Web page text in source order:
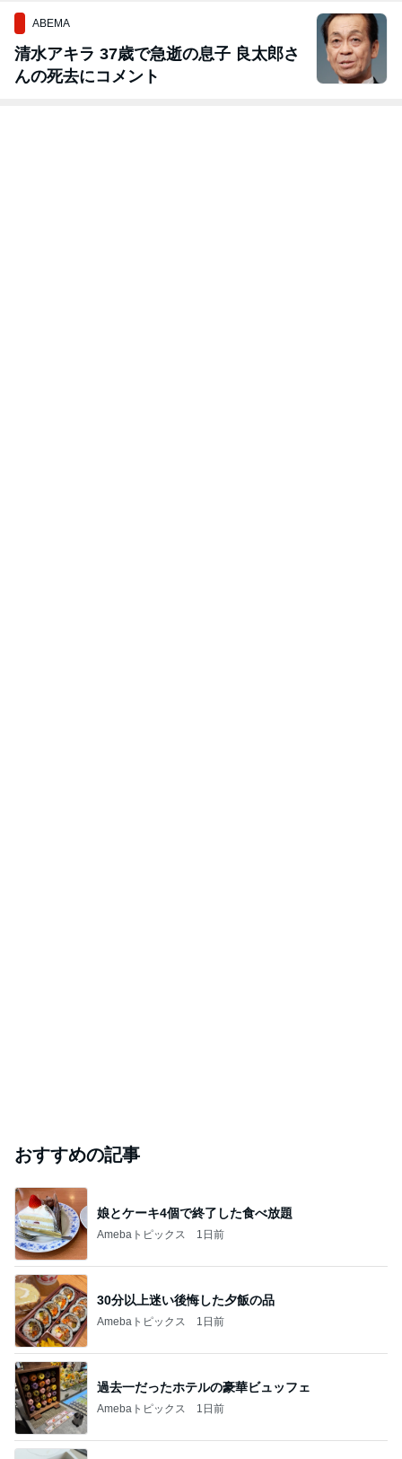
ABEMA
清水アキラ 37歳で急逝の息子 良太郎さ
んの死去にコメント
おすすめの記事
娘とケーキ4個で終了した食べ放題
Amebaトピックス 1日前
30分以上迷い後悔した夕飯の品
Amebaトピックス 1日前
過去一だったホテルの豪華ビュッフェ
Amebaトピックス 1日前